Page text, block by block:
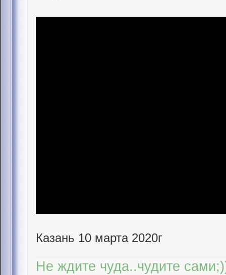
Казань 10 марта 2020г
Не ждите чуда..чудите